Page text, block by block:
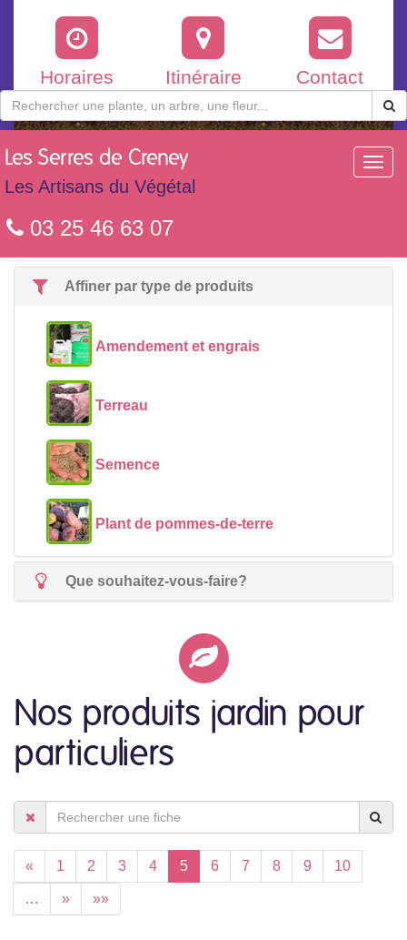
Horaires Itinéraire Contact
Les Serres de Creney
Les Artisans du Végétal
03 25 46 63 07
Affiner par type de produits
Amendement et engrais
Terreau
Semence
Plant de pommes-de-terre
Que souhaitez-vous-faire?
Nos produits jardin pour
particuliers
« 1 2 3 4 5 6 7 8 9 10
… » »»